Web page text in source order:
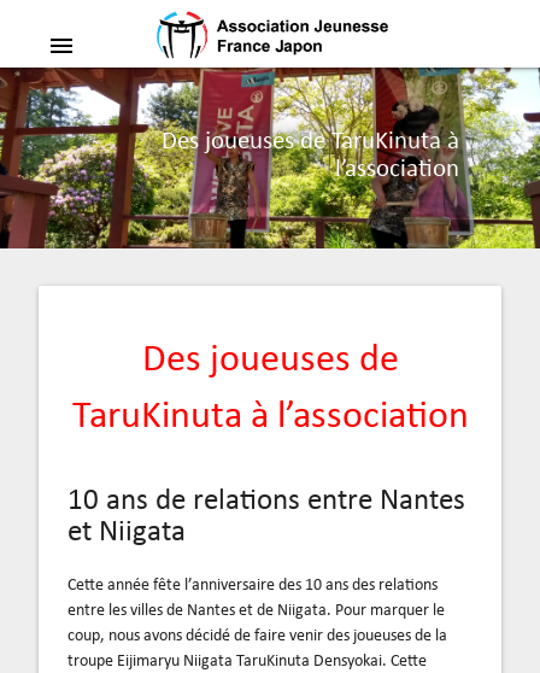
menu
Des joueuses de TaruKinuta à
l’association
Des joueuses de
TaruKinuta à l’association
10 ans de relations entre Nantes
et Niigata
Cette année fête l’anniversaire des 10 ans des relations
entre les villes de Nantes et de Niigata. Pour marquer le
coup, nous avons décidé de faire venir des joueuses de la
troupe Eijimaryu Niigata TaruKinuta Densyokai. Cette